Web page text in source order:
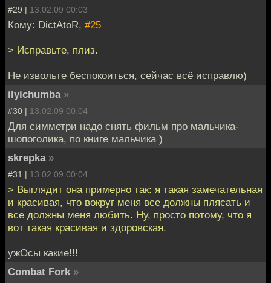
#29 | 13.02.09 00:03
Кому: DictAtoR, #25
> Исправьте, плиз.
Не извольте беспокоиться, сейчас всё исправлю)
ilyichumba »
#30 | 13.02.09 00:04
Для симметри надо снять фильм про мальчика-
шопоголика, по книге мальчика )
skrepka »
#31 | 13.02.09 00:04
> Выглядит она примерно так: я такая замечательная
и красивая, что вокруг меня все должны плясать и
все должны меня любить. Ну, просто потому, что я
вот такая красивая и здоровская.
ужОсы какие!!!
Combat Fork »